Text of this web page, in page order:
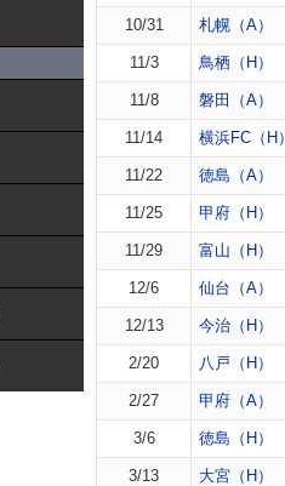
10/31 札幌（A）
11/3 鳥栖（H）
11/8 磐田（A）
11/14 横浜FC（H
11/22 徳島（A）
11/25 甲府（H）
11/29 富山（H）
12/6 仙台（A）
12/13 今治（H）
2/20 八戸（H）
2/27 甲府（A）
3/6 徳島（H）
3/13 大宮（H）